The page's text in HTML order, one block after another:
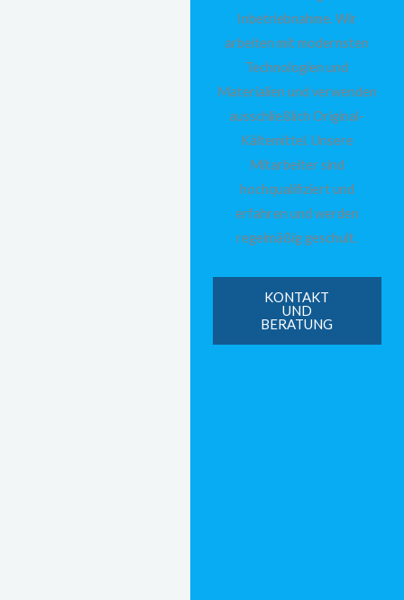
Inbetriebnahme. Wir
arbeiten mit modernsten
Technologien und
Materialien und verwenden
ausschließlich Original-
Kältemittel. Unsere
Mitarbeiter sind
hochqualifiziert und
erfahren und werden
regelmäßig geschult.
KONTAKT
UND
BERATUNG